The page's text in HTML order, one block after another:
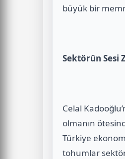
büyük bir
Sektörün Sesi
Celal
olmanın
Türkiye
tohumlar